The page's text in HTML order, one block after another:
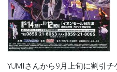
YUMIさんから9月上旬に割引